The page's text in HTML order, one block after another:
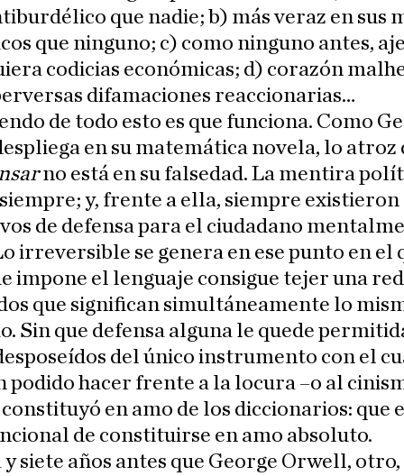
que nadie; b) más veraz en sus
que ninguno; c) como ninguno antes,
codicias económicas; d) corazón
difamaciones reaccionarias…
de todo esto es que funciona. Como
en su matemática novela, lo atroz
no está en su falsedad. La mentira
y, frente a ella, siempre existieron
de defensa para el ciudadano
irreversible se genera en ese punto en el
impone el lenguaje consigue tejer una
que significan simultáneamente lo
Sin que defensa alguna le quede
del único instrumento con el
podido hacer frente a la locura –o al
en amo de los diccionarios: que
de constituirse en amo absoluto.
siete años antes que George Orwell, otro,